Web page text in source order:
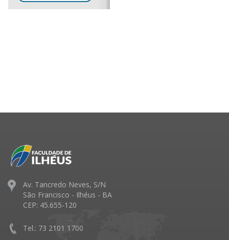
Av. Tancredo Neves, S/N
São Francisco - Ilhéus - BA
CEP: 45.655-120
Tel.: 73 2101 1700